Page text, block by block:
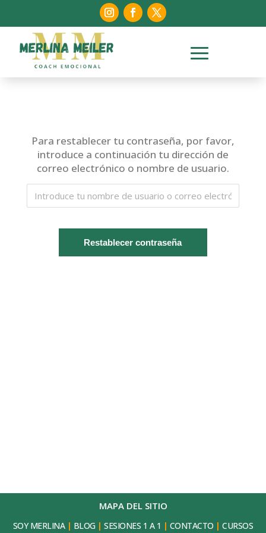
Para restablecer tu contraseña, por favor,
introduce a continuación tu dirección de
correo electrónico o nombre de usuario.
MAPA DEL SITIO
SOY MERLINA | BLOG | SESIONES 1 A 1 | CONTACTO |CURSOS